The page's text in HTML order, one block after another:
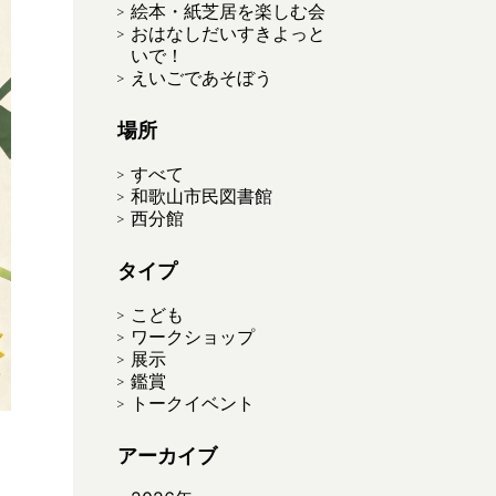
絵本・紙芝居を楽しむ会
おはなしだいすきよっと
いで！
えいごであそぼう
場所
すべて
和歌山市民図書館
西分館
タイプ
こども
ワークショップ
展示
鑑賞
トークイベント
アーカイブ